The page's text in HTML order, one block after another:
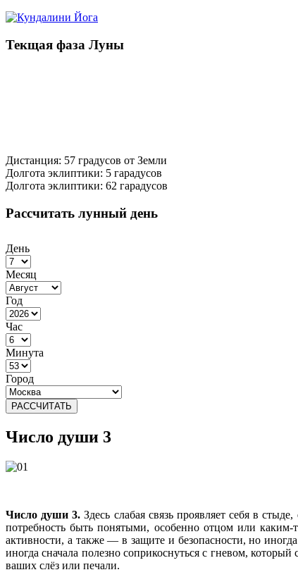
Текщая фаза Луны
Дистанция: 57 градусов от Земли
Долгота эклиптики: 5 гарадусов
Долгота эклиптики: 62 гарадусов
Рассчитать лунный день
День
Месяц
Год
Час
Минута
Город
РАССЧИТАТЬ
Число души 3
Число души 3.Здесь слабая связь проявляет себя в
потребность быть понятыми, особенно отцом или
активности, а также — в защите и безопасности, но
иногда сначала полезно соприкоснуться с гневом,
ваших слёз или печали.